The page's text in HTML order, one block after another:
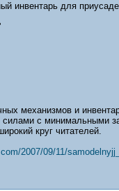
инвентарь для
механизмов и
силами с минимальными
круг читателей.
2007/09/11/